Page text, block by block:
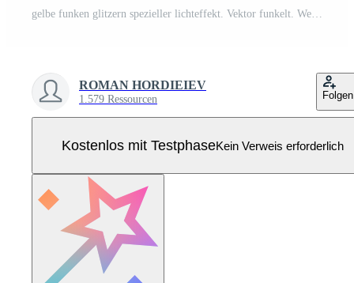
gelbe funken glitzern spezieller lichteffekt. Vektor funkelt. Weihnachten abstraktes Muster. funkelnde magische Staubpartikel Pro Vektor
ROMAN HORDIEIEV
1.579 Ressourcen Folgen
Kostenlos mit TestphaseKein Verweis erforderlich